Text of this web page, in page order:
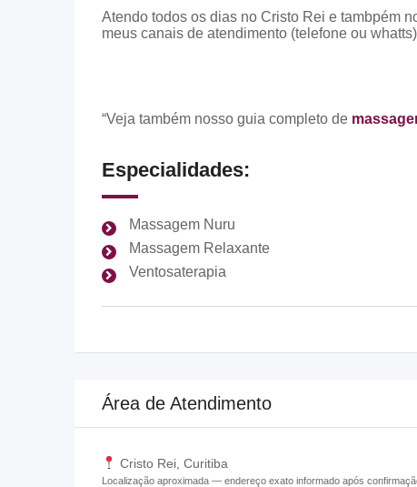
Atendo todos os dias no Cristo Rei e tambpém
meus canais de atendimento (telefone ou
“Veja também nosso guia completo de
Especialidades:
Massagem Nuru
Massagem Relaxante
Ventosaterapia
Área de Atendimento
Cristo Rei, Curitiba
Localização aproximada — endereço exato informado após